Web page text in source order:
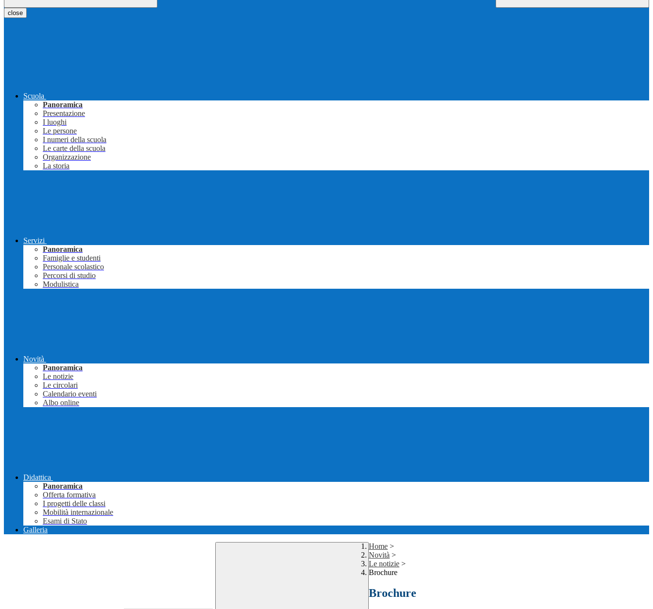
close
Scuola
Panoramica
Presentazione
I luoghi
Le persone
I numeri della scuola
Le carte della scuola
Organizzazione
La storia
Servizi
Panoramica
Famiglie e studenti
Personale scolastico
Percorsi di studio
Modulistica
Novità
Panoramica
Le notizie
Le circolari
Calendario eventi
Albo online
Didattica
Panoramica
Offerta formativa
I progetti delle classi
Mobilità internazionale
Esami di Stato
Galleria
Home >
Novità >
Le notizie >
Brochure
Brochure